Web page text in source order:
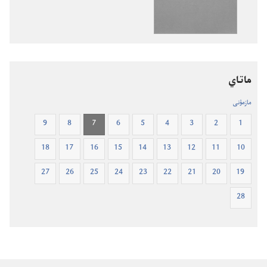
ماتاي
مازمۇنى
1
2
3
4
5
6
7
8
9
10
11
12
13
14
15
16
17
18
19
20
21
22
23
24
25
26
27
28